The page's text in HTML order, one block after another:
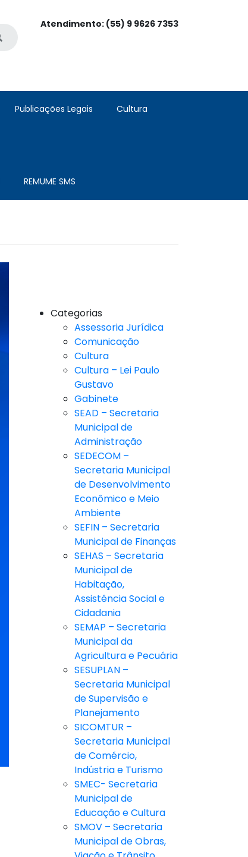
Atendimento: (55) 9 9626 7353
Publicações Legais Cultura
REMUME SMS
Categorias
Assessoria Jurídica
Comunicação
Cultura
Cultura – Lei Paulo
Gustavo
Gabinete
SEAD – Secretaria
Municipal de
Administração
SEDECOM –
Secretaria Municipal
de Desenvolvimento
Econômico e Meio
Ambiente
SEFIN – Secretaria
Municipal de Finanças
SEHAS – Secretaria
Municipal de
Habitação,
Assistência Social e
Cidadania
SEMAP – Secretaria
Municipal da
Agricultura e Pecuária
SESUPLAN –
Secretaria Municipal
de Supervisão e
Planejamento
SICOMTUR –
Secretaria Municipal
de Comércio,
Indústria e Turismo
SMEC- Secretaria
Municipal de
Educação e Cultura
SMOV – Secretaria
Municipal de Obras,